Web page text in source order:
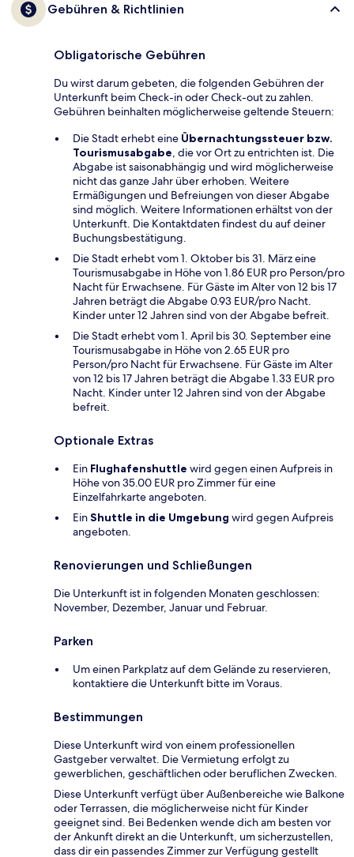
Gebühren & Richtlinien
Obligatorische Gebühren
Du wirst darum gebeten, die folgenden Gebühren der
Unterkunft beim Check-in oder Check-out zu zahlen.
Gebühren beinhalten möglicherweise geltende Steuern:
Die Stadt erhebt eine Übernachtungssteuer bzw.
Tourismusabgabe, die vor Ort zu entrichten ist. Die
Abgabe ist saisonabhängig und wird möglicherweise
nicht das ganze Jahr über erhoben. Weitere
Ermäßigungen und Befreiungen von dieser Abgabe
sind möglich. Weitere Informationen erhältst von der
Unterkunft. Die Kontaktdaten findest du auf deiner
Buchungsbestätigung.
Die Stadt erhebt vom 1. Oktober bis 31. März eine
Tourismusabgabe in Höhe von 1.86 EUR pro Person/pro
Nacht für Erwachsene. Für Gäste im Alter von 12 bis 17
Jahren beträgt die Abgabe 0.93 EUR/pro Nacht.
Kinder unter 12 Jahren sind von der Abgabe befreit.
Die Stadt erhebt vom 1. April bis 30. September eine
Tourismusabgabe in Höhe von 2.65 EUR pro
Person/pro Nacht für Erwachsene. Für Gäste im Alter
von 12 bis 17 Jahren beträgt die Abgabe 1.33 EUR pro
Nacht. Kinder unter 12 Jahren sind von der Abgabe
befreit.
Optionale Extras
Ein Flughafenshuttle wird gegen einen Aufpreis in
Höhe von 35.00 EUR pro Zimmer für eine
Einzelfahrkarte angeboten.
EinShuttle in die Umgebung wird gegen Aufpreis
angeboten.
Renovierungen und Schließungen
Die Unterkunft ist in folgenden Monaten geschlossen:
November, Dezember, Januar und Februar.
Parken
Um einen Parkplatz auf dem Gelände zu reservieren,
kontaktiere die Unterkunft bitte im Voraus.
Bestimmungen
Diese Unterkunft wird von einem professionellen
Gastgeber verwaltet. Die Vermietung erfolgt zu
gewerblichen, geschäftlichen oder beruflichen Zwecken.
Diese Unterkunft verfügt über Außenbereiche wie Balkone
oder Terrassen, die möglicherweise nicht für Kinder
geeignet sind. Bei Bedenken wende dich am besten vor
der Ankunft direkt an die Unterkunft, um sicherzustellen,
dass dir ein passendes Zimmer zur Verfügung gestellt